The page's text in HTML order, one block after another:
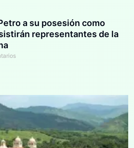
a su posesión como
representantes de la